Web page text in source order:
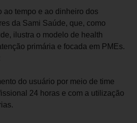
ao tempo e ao dinheiro dos
da Sami Saúde, que, como
ilustra o modelo de health
primária e focada em PMEs.
do usuário por meio de time
24 horas e com a utilização